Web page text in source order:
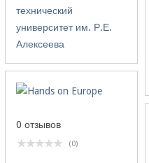
технический
университет им. Р.Е.
Алексеева
0 отзывов
(0)